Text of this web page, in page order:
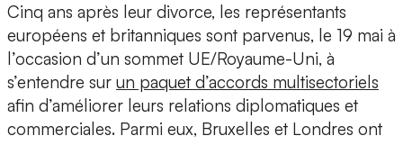
Cinq ans après leur divorce, les représentants
européens et britanniques sont parvenus, le 19 mai à
l’occasion d’un sommet UE/Royaume-Uni, à
s’entendre sur un paquet d’accords multisectoriels
afin d’améliorer leurs relations diplomatiques et
commerciales. Parmi eux, Bruxelles et Londres ont